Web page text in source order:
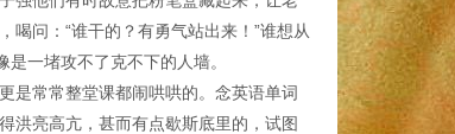
问：“谁干的？有勇气站出来！”谁想从
一堵攻不了克不下的人墙。
是常常整堂课都闹哄哄的。念英语单词
洪亮高亢，甚而有点歇斯底里的，试图